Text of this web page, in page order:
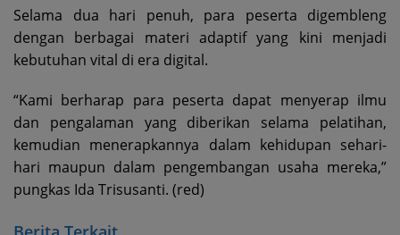
Selama dua hari penuh, para peserta digembleng
dengan berbagai materi adaptif yang kini menjadi
kebutuhan vital di era digital.
“Kami berharap para peserta dapat menyerap ilmu
dan pengalaman yang diberikan selama pelatihan,
kemudian menerapkannya dalam kehidupan sehari-
hari maupun dalam pengembangan usaha mereka,”
pungkas Ida Trisusanti. (red)